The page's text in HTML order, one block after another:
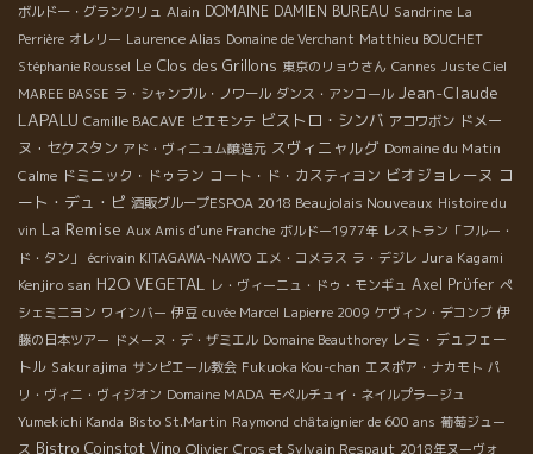
ボルドー・グランクリュ Alain DOMAINE DAMIEN BUREAU Sandrine La
Perrière オレリー Laurence Alias Domaine de Verchant Matthieu BOUCHET
Stéphanie Roussel Le Clos des Grillons 東京のリョウさん Cannes Juste Ciel
MAREE BASSE ラ・シャンブル・ノワール ダンス・アンコール Jean-Claude
LAPALU Camille BACAVE ピエモンテ ビストロ・シンバ アコワボン ドメー
ヌ・セクスタン アド・ヴィニュム醸造元 スヴィニャルグ Domaine du Matin
Calme ドミニック・ドゥラン コート・ド・カスティヨン ビオジョレーヌ コ
ート・デュ・ピ 酒販グループESPOA 2018 Beaujolais Nouveaux Histoire du
vin La Remise Aux Amis d’une Franche ボルドー1977年 レストラン「フルー・
ド・タン」
écrivain KITAGAWA-NAWO エメ・コメラス ラ・デジレ Jura Kagami
Kenjiro san H2O VEGETAL レ・ヴィーニュ・ドゥ・モンギュ Axel Prϋfer ペ
シェミニヨン ワインバー 伊豆 cuvée Marcel Lapierre 2009 ケヴィン・デコンブ 伊
藤の日本ツアー ドメーヌ・デ・ザミエル Domaine Beauthorey レミ・デュフェー
トル Sakurajima サンピエール教会 Fukuoka Kou-chan エスポア・ナカモト パ
リ・ヴィニ・ヴィジオン Domaine MADA モペルチュイ・ネイルプラージュ
Yumekichi Kanda Bisto St.Martin Raymond châtaignier de 600 ans 葡萄ジュー
ス Bistro Coinstot Vino Olivier Cros et Sylvain Respaut 2018年ヌーヴォ